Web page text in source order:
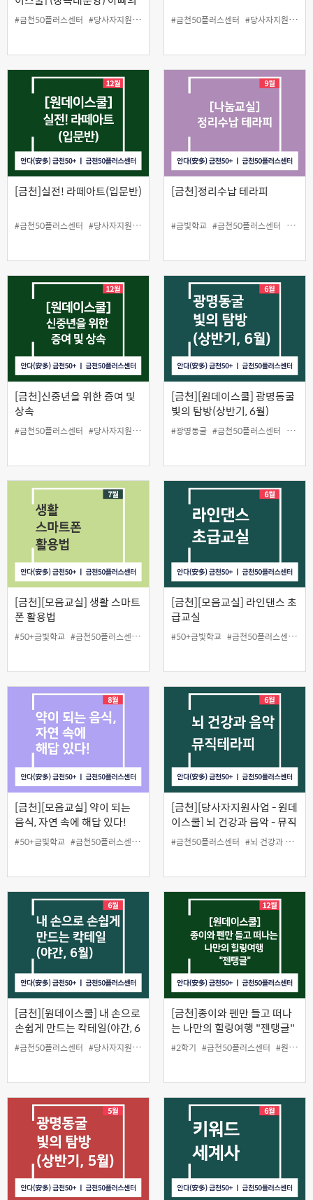
장맛!
#금천50플러스센터 #당사자지원사업 #원데이스쿨 #장독대
#금천50플러스센터 #당사자지원사업
[금천]실전! 라떼아트(입문반)
#금천50플러스센터 #당사자지원 #라떼아트 #원데이스쿨 #커피
[금천]정리수납 테라피
#금빛학교 #금천50플러스센터 #나눔
[금천]신중년을 위한 증여 및
상속
#금천50플러스센터 #당사자지원 #원데이스쿨 #증여및상속
[금천][원데이스쿨] 광명동굴
빛의 탐방(상반기, 6월)
#광명동굴 #금천50플러스센터 #당사
[금천][모음교실] 생활 스마트
폰 활용법
#50+금빛학교 #금천50플러스센터 #당사자지원 #모음교실 #스마트폰
[금천][모음교실] 라인댄스 초
급교실
#50+금빛학교 #금천50플러스센터
[금천][모음교실] 약이 되는
음식, 자연 속에 해답 있다!
#50+금빛학교 #금천50플러스센터 #당사자지원사업 #모음교실 #음식 #자연
[금천][당사자지원사업 - 원데
이스쿨] 뇌 건강과 음악 - 뮤직
테라피
#금천50플러스센터 #뇌 건강과 음악-뮤직테라피
[금천][원데이스쿨] 내 손으로
손쉽게 만드는 칵테일(야간, 6
월)
#금천50플러스센터 #당사자지원 #원데이스쿨 #칵테일
[금천]종이와 펜만 들고 떠나
는 나만의 힐링여행 "젠탱글"
#2학기 #금천50플러스센터 #원데이스쿨